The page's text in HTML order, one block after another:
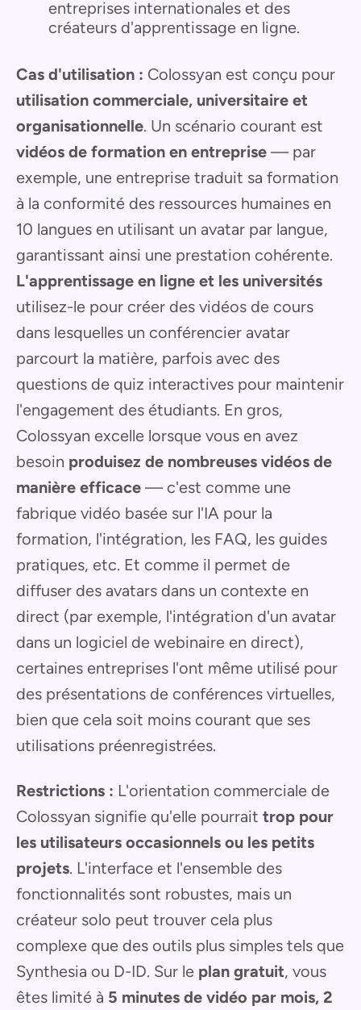
entreprises internationales et des
créateurs d'apprentissage en ligne.
Cas d'utilisation : Colossyan est conçu pour
utilisation commerciale, universitaire et
organisationnelle. Un scénario courant est
vidéos de formation en entreprise — par
exemple, une entreprise traduit sa formation
à la conformité des ressources humaines en
10 langues en utilisant un avatar par langue,
garantissant ainsi une prestation cohérente.
L'apprentissage en ligne et les universités
utilisez-le pour créer des vidéos de cours
dans lesquelles un conférencier avatar
parcourt la matière, parfois avec des
questions de quiz interactives pour maintenir
l'engagement des étudiants. En gros,
Colossyan excelle lorsque vous en avez
besoin produisez de nombreuses vidéos de
manière efficace — c'est comme une
fabrique vidéo basée sur l'IA pour la
formation, l'intégration, les FAQ, les guides
pratiques, etc. Et comme il permet de
diffuser des avatars dans un contexte en
direct (par exemple, l'intégration d'un avatar
dans un logiciel de webinaire en direct),
certaines entreprises l'ont même utilisé pour
des présentations de conférences virtuelles,
bien que cela soit moins courant que ses
utilisations préenregistrées.
Restrictions : L'orientation commerciale de
Colossyan signifie qu'elle pourrait trop pour
les utilisateurs occasionnels ou les petits
projets. L'interface et l'ensemble des
fonctionnalités sont robustes, mais un
créateur solo peut trouver cela plus
complexe que des outils plus simples tels que
Synthesia ou D-ID. Sur le plan gratuit, vous
êtes limité à 5 minutes de vidéo par mois, 2